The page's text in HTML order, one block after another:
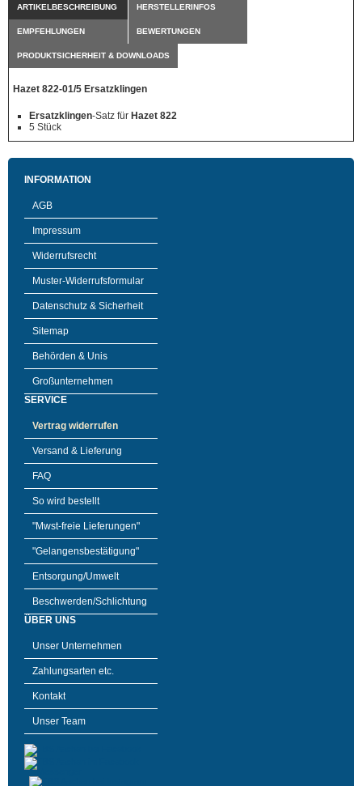
ARTIKELBESCHREIBUNG HERSTELLERINFOS
EMPFEHLUNGEN BEWERTUNGEN
PRODUKTSICHERHEIT & DOWNLOADS
Hazet 822-01/5 Ersatzklingen
Ersatzklingen-Satz für Hazet 822
5 Stück
INFORMATION
AGB
Impressum
Widerrufsrecht
Muster-Widerrufsformular
Datenschutz & Sicherheit
Sitemap
Behörden & Unis
Großunternehmen
SERVICE
Vertrag widerrufen
Versand & Lieferung
FAQ
So wird bestellt
"Mwst-freie Lieferungen"
"Gelangensbestätigung"
Entsorgung/Umwelt
Beschwerden/Schlichtung
ÜBER UNS
Unser Unternehmen
Zahlungsarten etc.
Kontakt
Unser Team